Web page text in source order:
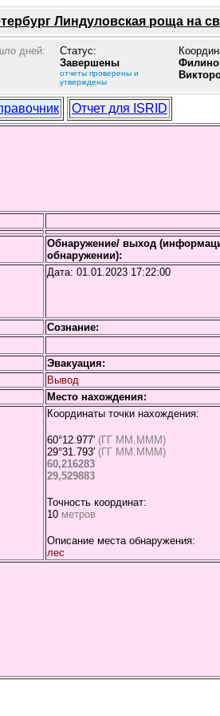
Линдуловская роща на
дней:
Статус:
Завершены
отчеты проверены и
утверждены
Отчет для ISRID
Обнаружение/ выход
обнаружении):
Дата: 01.01.2023 17:22:00
Сознание:
Эвакуация:
Вывод
Место нахождения:
Координаты точки нахождения:
60°12.977′ (ГГ ММ.МММ)
29°31.793′ (ГГ ММ.МММ)
60,216283
29,529883
Точность координат:
10 метров
Описание места обнаружения:
лес